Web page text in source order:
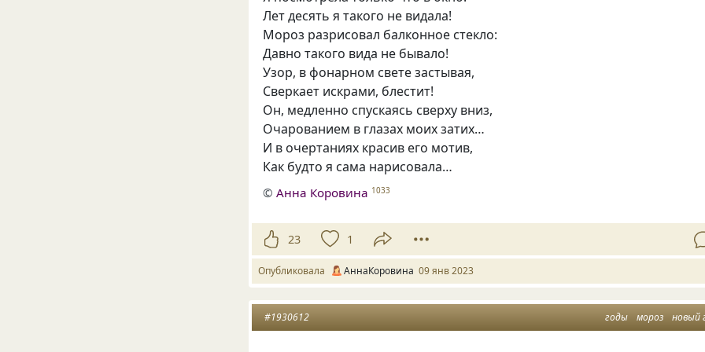
Лет десять я такого не видала!
Мороз разрисовал балконное стекло:
Давно такого вида не бывало!
Узор, в фонарном свете застывая,
Сверкает искрами, блестит!
Он, медленно спускаясь сверху вниз,
Очарованием в глазах моих затих…
И в очертаниях красив его мотив,
Как будто я сама нарисовала…
©Анна Коровина 1033
23 1
Опубликовала АннаКоровина 09 янв 2023
годы мороз новый
#1930612